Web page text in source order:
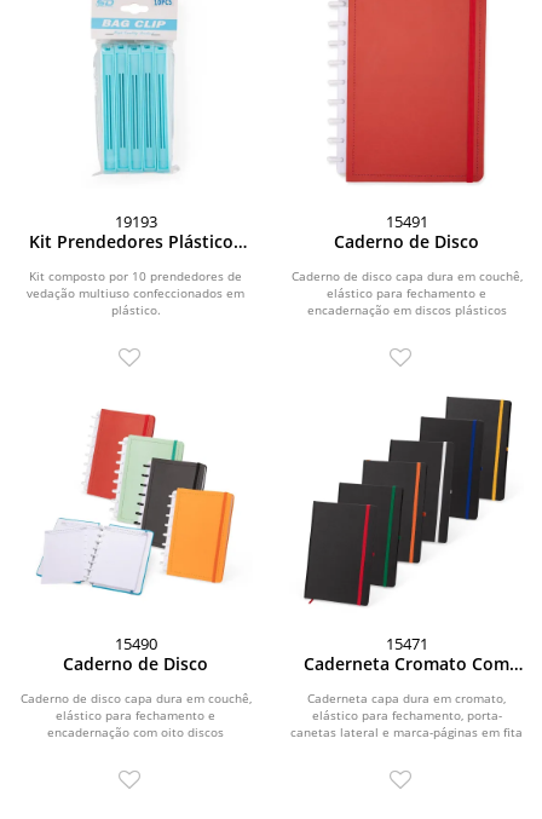
19193
Kit Prendedores Plásticos
Kit composto por 10 prendedores de
vedação multiuso confeccionados em
plástico.
15491
Caderno de Disco
Caderno de disco capa dura em couchê,
elástico para fechamento e
encadernação em discos plásticos
15490
Caderno de Disco
Caderno de disco capa dura em couchê,
elástico para fechamento e
encadernação com oito discos
15471
Caderneta Cromato Com
Caderneta capa dura em cromato,
elástico para fechamento, porta-
canetas lateral e marca-páginas em fita